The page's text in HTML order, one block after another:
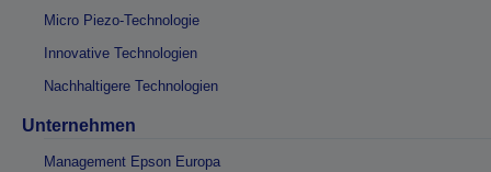
Micro Piezo-Technologie
Innovative Technologien
Nachhaltigere Technologien
Unternehmen
Management Epson Europa